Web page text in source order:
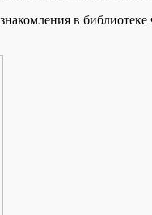
ознакомления в